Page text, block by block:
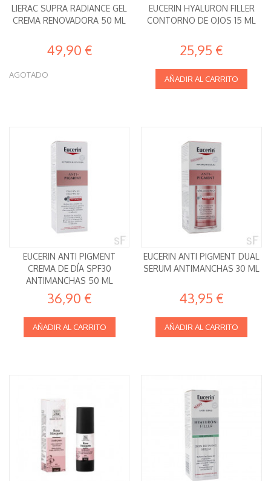
LIERAC SUPRA RADIANCE GEL
CREMA RENOVADORA 50 ML
49,90 €
AGOTADO
EUCERIN HYALURON FILLER
CONTORNO DE OJOS 15 ML
25,95 €
AÑADIR AL CARRITO
EUCERIN ANTI PIGMENT
CREMA DE DÍA SPF30
ANTIMANCHAS 50 ML
36,90 €
AÑADIR AL CARRITO
EUCERIN ANTI PIGMENT DUAL
SERUM ANTIMANCHAS 30 ML
43,95 €
AÑADIR AL CARRITO